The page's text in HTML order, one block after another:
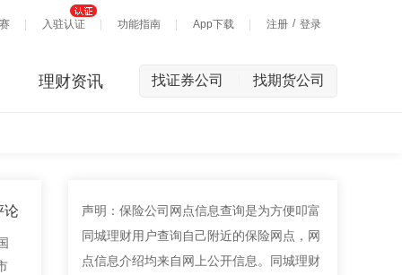
入驻认证 功能指南 App下载 注册 / 登录
理财资讯 找证券公司 找期货公司
论
声明：保险公司网点信息查询是为方便叩富
同城理财用户查询自己附近的保险网点，网
点信息介绍均来自网上公开信息。同城理财